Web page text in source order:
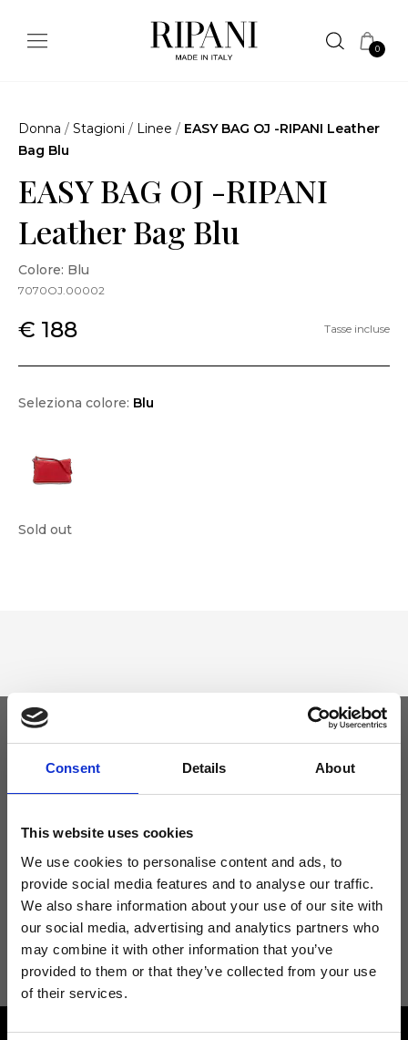
Consent Details About
This website uses cookies
We use cookies to personalise content and ads, to
provide social media features and to analyse our traffic.
We also share information about your use of our site with
our social media, advertising and analytics partners who
may combine it with other information that you’ve
provided to them or that they’ve collected from your use
of their services.
0
Donna / Stagioni / Linee / EASY BAG OJ -RIPANI Leather
Bag Blu
EASY BAG OJ -RIPANI
Leather Bag Blu
Colore: Blu
7070OJ.00002
€ 188 Tasse incluse
Seleziona colore: Blu
Sold out
Tieniti aggiornato
Acconsento a ricevere novità e promo da Ripani. Per maggiori
informazioni consulta la
Privacy Policy